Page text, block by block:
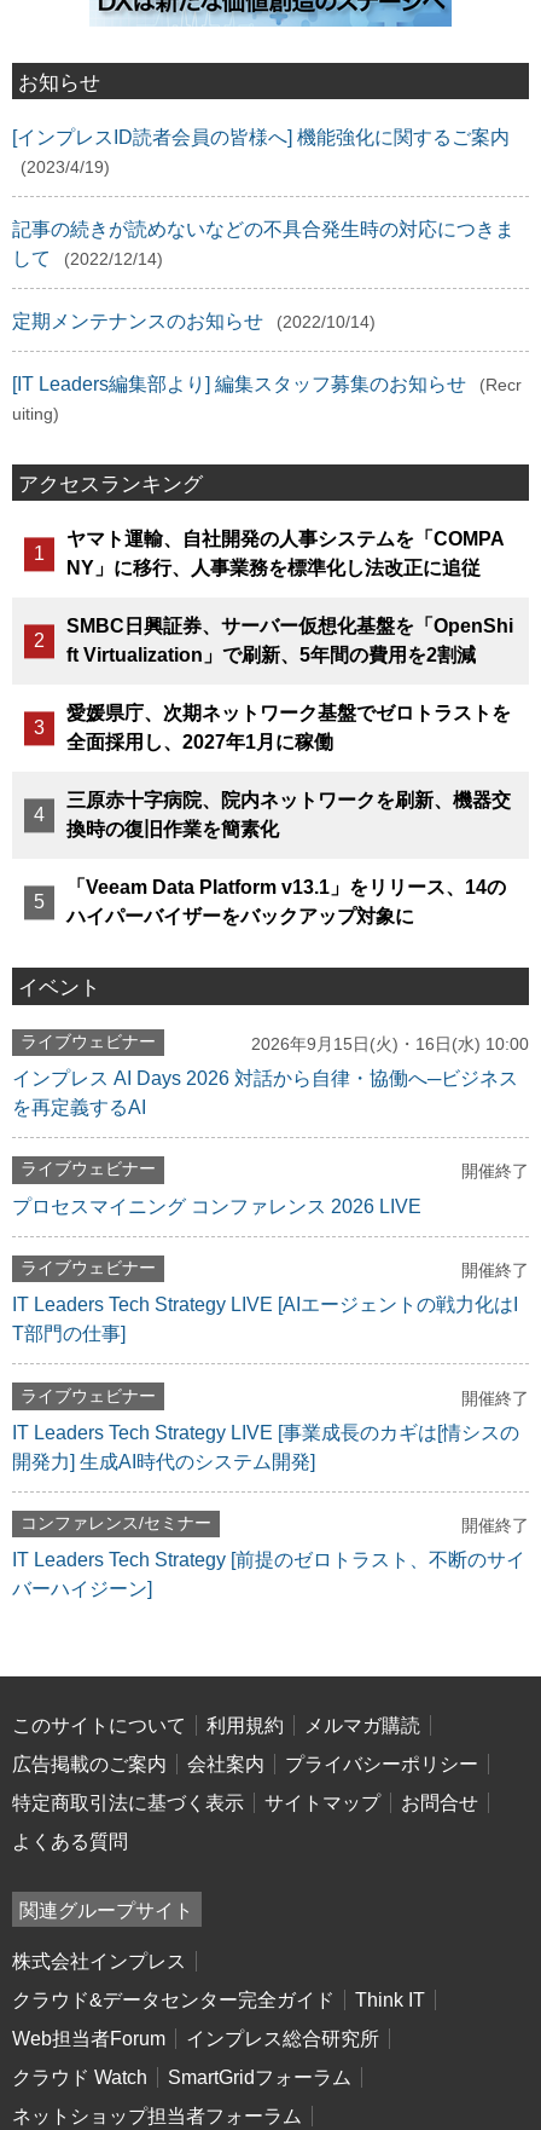
お知らせ
[インプレスID読者会員の皆様へ] 機能強化に関するご案内
(2023/4/19)
記事の続きが読めないなどの不具合発生時の対応につきま
して
(2022/12/14)
定期メンテナンスのお知らせ (2022/10/14)
[IT Leaders編集部より] 編集スタッフ募集のお知らせ
(Recr
uiting)
アクセスランキング
ヤマト運輸、自社開発の人事システムを「COMPA
NY」に移行、人事業務を標準化し法改正に追従
SMBC日興証券、サーバー仮想化基盤を「OpenShi
ft Virtualization」で刷新、5年間の費用を2割減
愛媛県庁、次期ネットワーク基盤でゼロトラストを
全面採用し、2027年1月に稼働
三原赤十字病院、院内ネットワークを刷新、機器交
換時の復旧作業を簡素化
「Veeam Data Platform v13.1」をリリース、14の
ハイパーバイザーをバックアップ対象に
イベント
ライブウェビナー 2026年9月15日(火)・16日(水) 10:00
インプレス AI Days 2026 対話から自律・協働へ─ビジネス
を再定義するAI
ライブウェビナー 開催終了
プロセスマイニング コンファレンス 2026 LIVE
ライブウェビナー 開催終了
IT Leaders Tech Strategy LIVE [AIエージェントの戦力化はI
T部門の仕事]
ライブウェビナー 開催終了
IT Leaders Tech Strategy LIVE [事業成長のカギは[情シスの
開発力] 生成AI時代のシステム開発]
コンファレンス/セミナー 開催終了
IT Leaders Tech Strategy [前提のゼロトラスト、不断のサイ
バーハイジーン]
このサイトについて 利用規約
メルマガ購読
広告掲載のご案内
会社案内
プライバシーポリシー
特定商取引法に基づく表示
サイトマップ
お問合せ
よくある質問
関連グループサイト
株式会社インプレス
クラウド&データセンター完全ガイド
Think IT
Web担当者Forum
インプレス総合研究所
クラウド Watch
SmartGridフォーラム
ネットショップ担当者フォーラム